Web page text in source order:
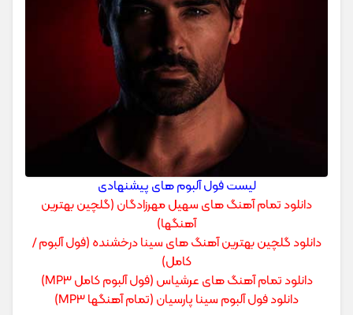
لیست فول آلبوم های پیشنهادی
دانلود تمام آهنگ های سهیل مهرزادگان (گلچین بهترین
آهنگها)
دانلود گلچین بهترین آهنگ های سینا درخشنده (فول آلبوم /
کامل)
دانلود تمام آهنگ های عرشیاس (فول آلبوم کامل MP3)
دانلود فول آلبوم سینا پارسیان (تمام آهنگها MP3)